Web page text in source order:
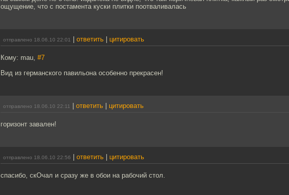
ощущение, что с постамента куски плитки поотваливалась
отправлено 18.06.10 22:01 ответить цитировать
Кому: mau, #7
Вид из германского павильона особенно прекрасен!
отправлено 18.06.10 22:11 ответить цитировать
горизонт завален!
отправлено 18.06.10 22:56 ответить цитировать
спасибо, скОчал и сразу же в обои на рабочий стол.